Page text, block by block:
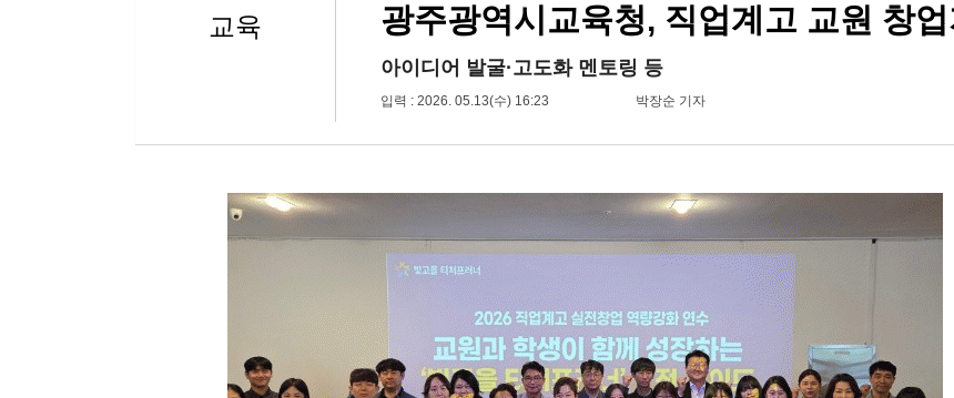
교육 광주광역시교육청, 직업계고 교원 창
아이디어 발굴·고도화 멘토링 등
입력 : 2026. 05.13(수) 16:23 박장순 기자